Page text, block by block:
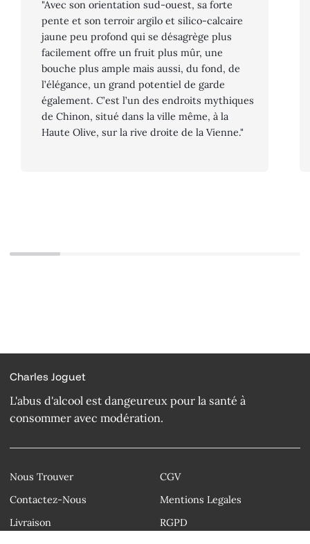
"Avec son orientation sud-ouest, sa forte
pente et son terroir argilo et silico-calcaire
jaune peu profond qui se désagrège plus
facilement offre un fruit plus mûr, une
bouche plus ample mais aussi, du fond, de
l’élégance, un grand potentiel de garde
également. C’est l’un des endroits mythiques
de Chinon, situé dans la ville même, à la
Haute Olive, sur la rive droite de la Vienne."
Charles Joguet
L'abus d'alcool est dangeureux pour la santé à
consommer avec modération.
Nous Trouver
Contactez-Nous
Livraison
CGV
Mentions Legales
RGPD